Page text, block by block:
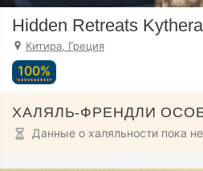
Hidden Retreats Kythera
Китира, Греция
100%
ХАЛЯЛЬ-ФРЕНДЛИ
Данные о халяльности пока